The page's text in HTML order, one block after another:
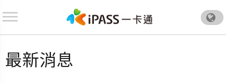
.
最新消息